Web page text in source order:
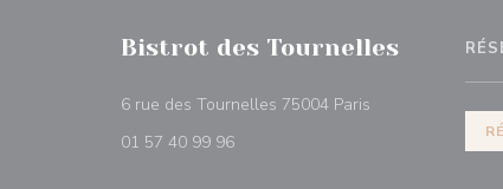
Bistrot des Tournelles
6 rue des Tournelles 75004 Paris
01 57 40 99 96